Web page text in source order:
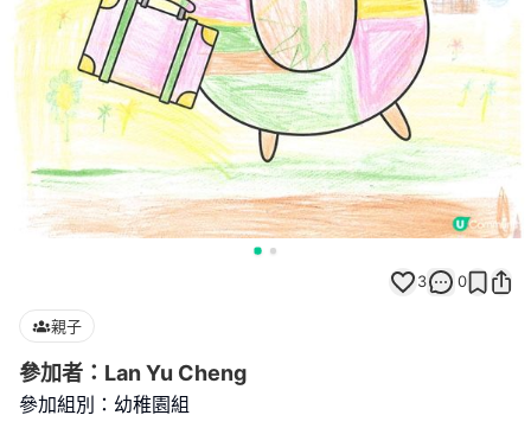
3 0
親子
參加者：Lan Yu Cheng
參加組別：幼稚園組